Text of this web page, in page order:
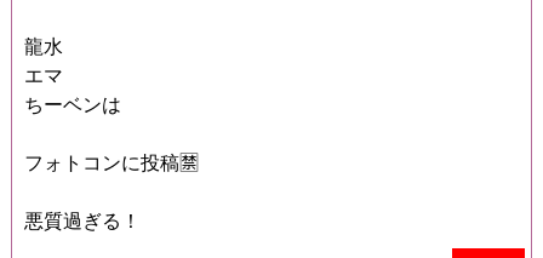
龍水
エマ
ちーベンは
フォトコンに投稿🈲
悪質過ぎる！